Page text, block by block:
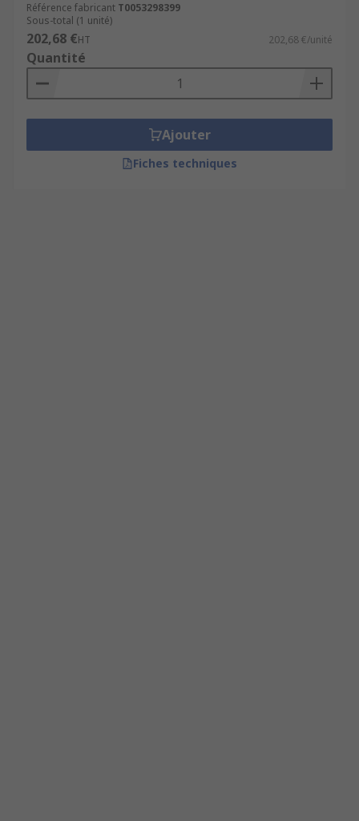
Référence fabricant T0053298399
Sous-total (1 unité)
202,68 €HT 202,68 €/unité
Quantité
Ajouter
Fiches techniques